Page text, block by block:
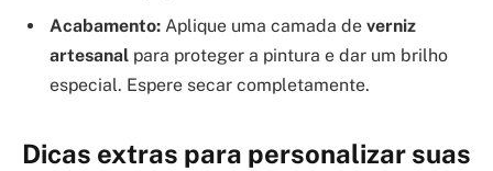
Acabamento: Aplique uma camada de verniz
artesanal para proteger a pintura e dar um brilho
especial. Espere secar completamente.
Dicas extras para personalizar suas